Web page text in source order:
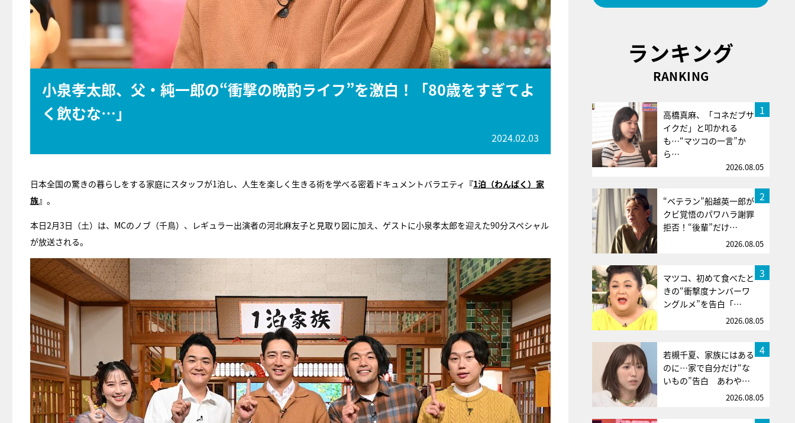
小泉孝太郎、父・純一郎の“衝撃の晩酌ライフ”を激白！「80歳をすぎてよ
く飲むな…」
2024.02.03
日本全国の驚きの暮らしをする家庭にスタッフが1泊し、人生を楽しく生きる術を学べる密着ドキュメントバラエティ 『1泊（わんぱく）家
族』 。
本日2月3日（土）は、MCのノブ（千鳥）、レギュラー出演者の河北麻友子と見取り図に加え、ゲストに小泉孝太郎を迎えた90分スペシャル
が放送される。
ランキング
RANKING
1
高橋真麻、「コネだブサ
イクだ」と叩かれる
も…“マツコの一言”か
ら…
2026.08.05
2
“ベテラン”船越英一郎が
クビ覚悟のパワハラ謝罪
拒否！“後輩”だけ…
2026.08.05
3
マツコ、初めて食べたと
きの“衝撃度ナンバーワ
ングルメ”を告白「…
2026.08.05
4
若槻千夏、家族にはある
のに…家で自分だけ“な
いもの”告白 あわや…
2026.08.05